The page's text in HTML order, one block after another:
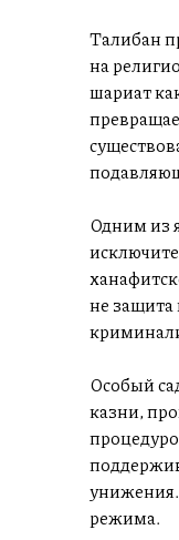
Талибан
на
шариат
Одним из
не защита
Особый
казни,
унижения.
режима.